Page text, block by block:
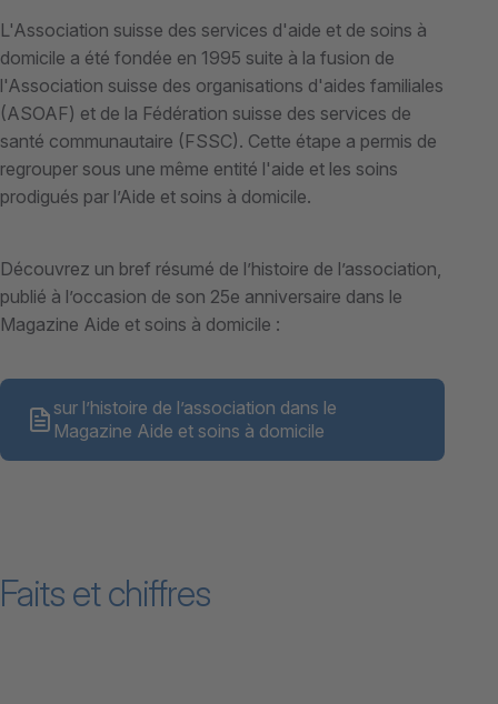
L'Association suisse des services d'aide et de soins à
domicile a été fondée en 1995 suite à la fusion de
l'Association suisse des organisations d'aides familiales
(ASOAF) et de la Fédération suisse des services de
santé communautaire (FSSC). Cette étape a permis de
regrouper sous une même entité l'aide et les soins
prodigués par l’Aide et soins à domicile.
Découvrez un bref résumé de l’histoire de l’association,
publié à l’occasion de son 25e anniversaire dans le
Magazine Aide et soins à domicile :
sur l’histoire de l’association dans le
Magazine Aide et soins à domicile
Faits et chiffres